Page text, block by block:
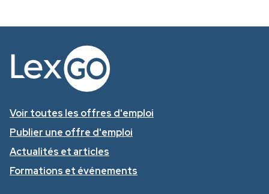
Voir toutes les offres d'emploi
Publier une offre d'emploi
Actualités et articles
Formations et événements